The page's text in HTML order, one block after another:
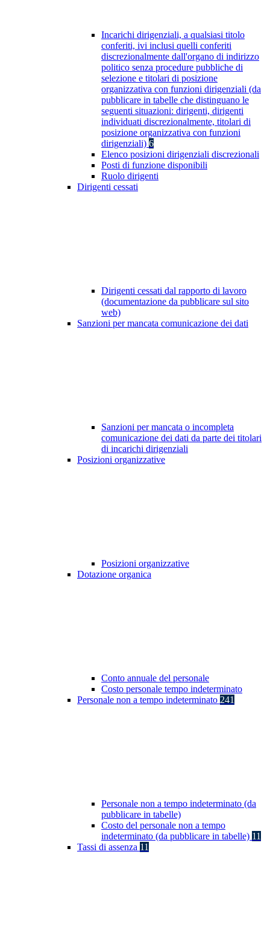
Incarichi dirigenziali, a qualsiasi titolo
conferiti, ivi inclusi quelli conferiti
discrezionalmente dall'organo di indirizzo
politico senza procedure pubbliche di
selezione e titolari di posizione
organizzativa con funzioni dirigenziali (da
pubblicare in tabelle che distinguano le
seguenti situazioni: dirigenti, dirigenti
individuati discrezionalmente, titolari di
posizione organizzativa con funzioni
dirigenziali) 6
Elenco posizioni dirigenziali discrezionali
Posti di funzione disponibili
Ruolo dirigenti
Dirigenti cessati
Dirigenti cessati dal rapporto di lavoro
(documentazione da pubblicare sul sito
web)
Sanzioni per mancata comunicazione dei dati
Sanzioni per mancata o incompleta
comunicazione dei dati da parte dei titolari
di incarichi dirigenziali
Posizioni organizzative
Posizioni organizzative
Dotazione organica
Conto annuale del personale
Costo personale tempo indeterminato
Personale non a tempo indeterminato 241
Personale non a tempo indeterminato (da
pubblicare in tabelle)
Costo del personale non a tempo
indeterminato (da pubblicare in tabelle) 11
Tassi di assenza 11